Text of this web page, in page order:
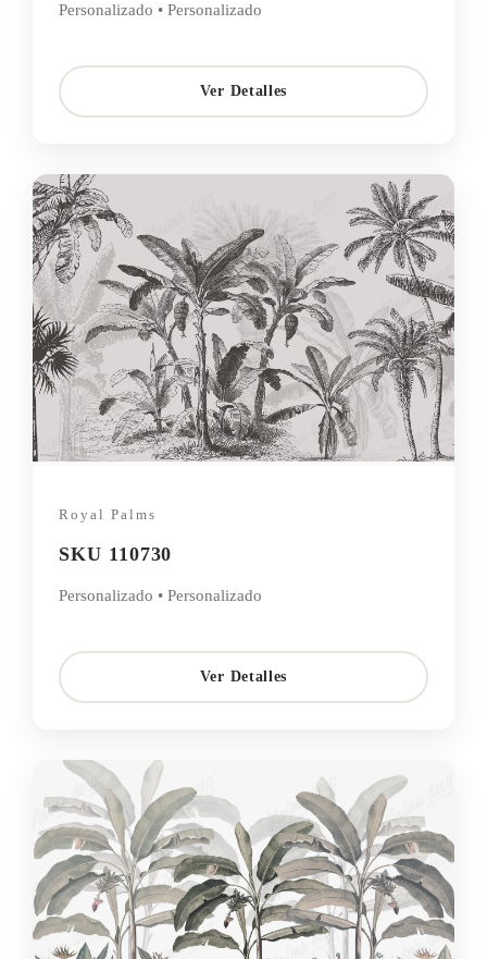
Personalizado • Personalizado
Ver Detalles
Royal Palms
SKU 110730
Personalizado • Personalizado
Ver Detalles